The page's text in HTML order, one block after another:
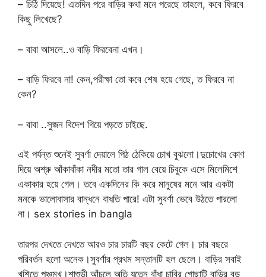
– চিঠি দিয়েছে! এতদিন পরে বাড়ির কথা মনে পরেছে তাহলে, কবে ফিরবে
কিছু লিখেছে?
– বাবা আসলে..ও বাড়ি ফিরবেনা এখন।
– বাড়ি ফিরবে না! কেন,পরীক্ষা তো কবে শেষ হয়ে গেছে, ত ফিরবে না
কেন?
– বাবা ..সুজন বিদেশ গিয়ে পড়তে চাইছে.
এই পর্যন্ত শুনেই সুবর্ণা দেয়ালে পিঠ ঠেকিয়ে চোখ বুঝলো।দুচোখের কোণ
দিয়ে অশ্রু আঁকাবাঁকা নদীর মতো তার গাল বেয়ে চিবুকে এসে মিলেমিশে
একাকার হয়ে গেল। তবে একদিনের কি করে মানুষের মনে আর একটা
মনকে ভালোবাসার বান্ধনে বাধতি পারে! এটা সুবর্ণা ভেবে উঠতে পারলো
না। sex stories in bangla
তারপর দেখতে দেখতে আরও চার চারটি বছর কেটে গেল। চার বছরে
পরিবর্তন হলো অনেক।সুবর্ণার প্রথম সন্তানটি হল ছেলে। বাড়ির সবাই
খুশিতে পঞ্চমুখ।শাশুড়ী আঁচলে অতি যত্নে বাঁধা চাবির গোছাটি বাড়ির বড়